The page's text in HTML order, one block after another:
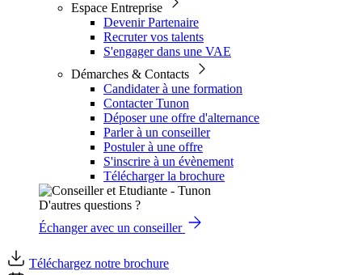
Espace Entreprise
Devenir Partenaire
Recruter vos talents
S'engager dans une VAE
Démarches & Contacts
Candidater à une formation
Contacter Tunon
Déposer une offre d'alternance
Parler à un conseiller
Postuler à une offre
S'inscrire à un évènement
Télécharger la brochure
D'autres questions ?
Échanger avec un conseiller
Téléchargez notre brochure